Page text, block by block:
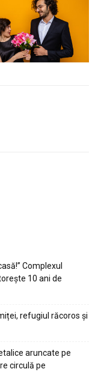
Complexul
10 ani de
refugiul răcoros și
aruncate pe
circulă pe